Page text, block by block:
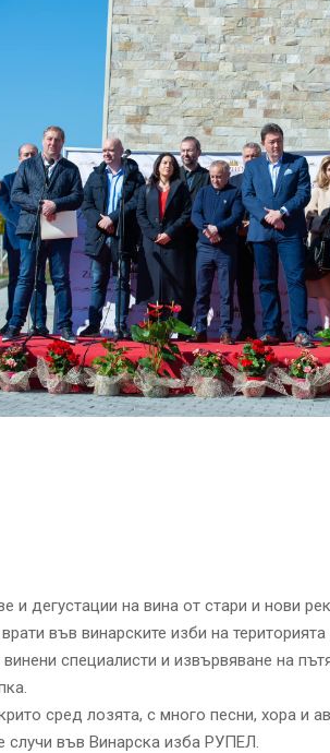
и дегустации на вина от стари и нови
във винарските изби на
специалисти и извървяване на
сред лозята, с много песни, хора и
случи във Винарска изба РУПЕЛ.